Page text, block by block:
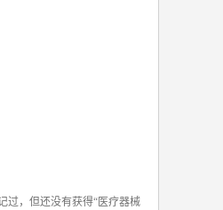
过，但还没有获得“医疗器械